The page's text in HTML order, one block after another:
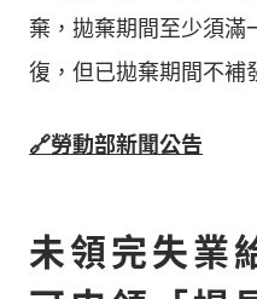
棄，拋棄期間至少須滿
復，但已拋棄期間不補
🔗勞動部新聞公告
未領完失業